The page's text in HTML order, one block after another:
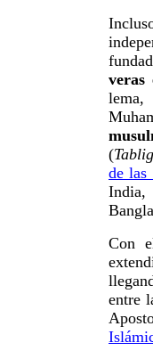
veras
(
de las
India,
Con
entre